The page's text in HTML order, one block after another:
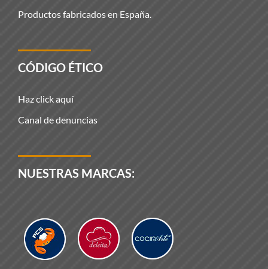
Productos fabricados en España.
CÓDIGO ÉTICO
Haz click aquí
Canal de denuncias
NUESTRAS MARCAS: